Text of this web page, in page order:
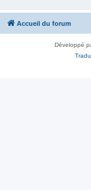
Accueil du forum
Développé